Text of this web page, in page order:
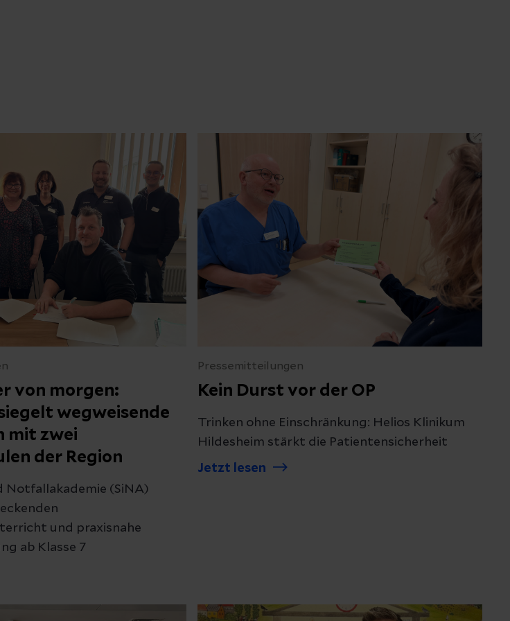
von morgen:
wegweisende
mit zwei
der Region
Notfallakademie (SiNA)
und praxisnahe
ab Klasse 7
Pressemitteilungen
Kein Durst vor der OP
Trinken ohne Einschränkung: Helios Klinikum
Hildesheim stärkt die Patientensicherheit
Jetzt lesen